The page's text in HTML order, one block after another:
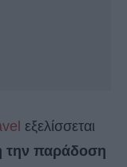
εξελίσσεται
την παράδοση